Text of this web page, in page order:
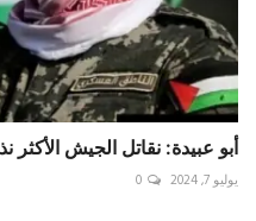
أبو عبيدة: نقاتل الجيش الأكثر
يوليو 7, 2024 0